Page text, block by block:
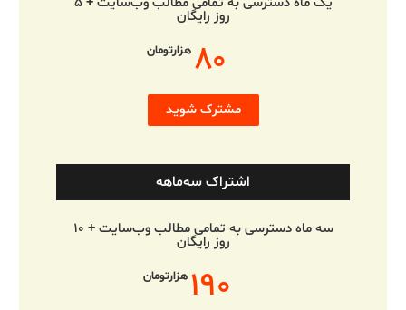
روز رایگان
۸۰ هزارتومان
مشترک شوید
اشتراک سه‌ماهه
سه ماه دسترسی به تمامی مطالب وب‌سایت + ۱۰
روز رایگان
۱۹۰ هزارتومان